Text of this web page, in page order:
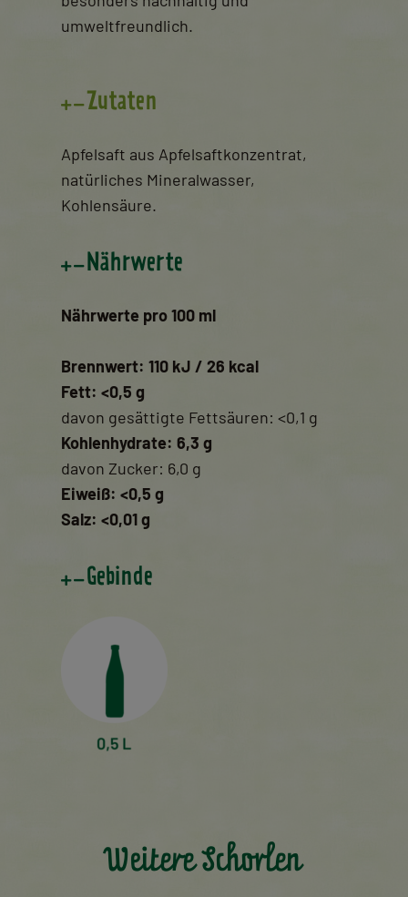
umweltfreundlich.
Zutaten
Apfelsaft aus Apfelsaftkonzentrat,
natürliches Mineralwasser,
Kohlensäure.
Nährwerte
Nährwerte pro 100 ml
Brennwert: 110 kJ / 26 kcal
Fett: <0,5 g
davon gesättigte Fettsäuren: <0,1 g
Kohlenhydrate: 6,3 g
davon Zucker: 6,0 g
Eiweiß: <0,5 g
Salz: <0,01 g
Gebinde
Weitere Schorlen